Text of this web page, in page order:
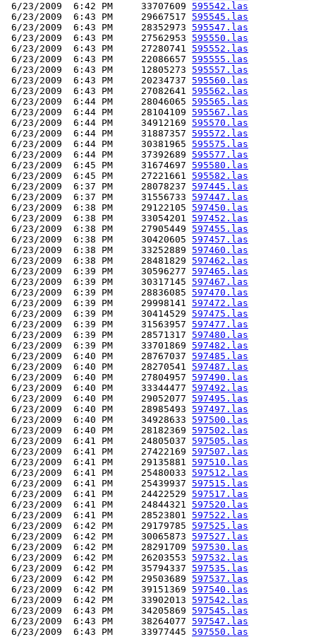
6/23/2009  6:42 PM     33707609 595542.las
6/23/2009  6:43 PM     29667517 595545.las
6/23/2009  6:43 PM     28352973 595547.las
6/23/2009  6:43 PM     27562953 595550.las
6/23/2009  6:43 PM     27280741 595552.las
6/23/2009  6:43 PM     22086657 595555.las
6/23/2009  6:43 PM     12805273 595557.las
6/23/2009  6:43 PM     20234737 595560.las
6/23/2009  6:43 PM     27082641 595562.las
6/23/2009  6:44 PM     28046065 595565.las
6/23/2009  6:44 PM     28104109 595567.las
6/23/2009  6:44 PM     34912169 595570.las
6/23/2009  6:44 PM     31887357 595572.las
6/23/2009  6:44 PM     30381965 595575.las
6/23/2009  6:44 PM     37392689 595577.las
6/23/2009  6:45 PM     31674697 595580.las
6/23/2009  6:45 PM     27221661 595582.las
6/23/2009  6:37 PM     28078237 597445.las
6/23/2009  6:37 PM     31556733 597447.las
6/23/2009  6:38 PM     29122105 597450.las
6/23/2009  6:38 PM     33054201 597452.las
6/23/2009  6:38 PM     27905449 597455.las
6/23/2009  6:38 PM     30420605 597457.las
6/23/2009  6:38 PM     33252889 597460.las
6/23/2009  6:38 PM     28481829 597462.las
6/23/2009  6:39 PM     30596277 597465.las
6/23/2009  6:39 PM     30317145 597467.las
6/23/2009  6:39 PM     28836085 597470.las
6/23/2009  6:39 PM     29998141 597472.las
6/23/2009  6:39 PM     30414529 597475.las
6/23/2009  6:39 PM     31563957 597477.las
6/23/2009  6:39 PM     28571317 597480.las
6/23/2009  6:39 PM     33701869 597482.las
6/23/2009  6:40 PM     28767037 597485.las
6/23/2009  6:40 PM     28270541 597487.las
6/23/2009  6:40 PM     27804957 597490.las
6/23/2009  6:40 PM     33344477 597492.las
6/23/2009  6:40 PM     29052077 597495.las
6/23/2009  6:40 PM     28985493 597497.las
6/23/2009  6:40 PM     34928633 597500.las
6/23/2009  6:40 PM     28182369 597502.las
6/23/2009  6:41 PM     24805037 597505.las
6/23/2009  6:41 PM     27422169 597507.las
6/23/2009  6:41 PM     29135881 597510.las
6/23/2009  6:41 PM     25480033 597512.las
6/23/2009  6:41 PM     25439937 597515.las
6/23/2009  6:41 PM     24422529 597517.las
6/23/2009  6:41 PM     24844321 597520.las
6/23/2009  6:41 PM     28523801 597522.las
6/23/2009  6:42 PM     29179785 597525.las
6/23/2009  6:42 PM     30065873 597527.las
6/23/2009  6:42 PM     28291709 597530.las
6/23/2009  6:42 PM     26203553 597532.las
6/23/2009  6:42 PM     35794337 597535.las
6/23/2009  6:42 PM     29503689 597537.las
6/23/2009  6:42 PM     39151369 597540.las
6/23/2009  6:42 PM     33902013 597542.las
6/23/2009  6:43 PM     34205869 597545.las
6/23/2009  6:43 PM     38264077 597547.las
6/23/2009  6:43 PM     33977445 597550.las